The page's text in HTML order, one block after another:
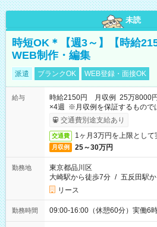
未読
時短OK＊【週3～】【時給
WEB制作・編集
派遣 ブランクOK WEB登録・面接OK
給与
時給2150円 月収例 25万8000
×4週 ※月収例を保証するもので
交通費別途支給あり
交通費 1ヶ月3万円を上限として
月収例 25～30万円
勤務地
東京都品川区
大崎駅から徒歩7分 / 五反田駅
リース
勤務時間 09:00-16:00（休憩60分）実働6